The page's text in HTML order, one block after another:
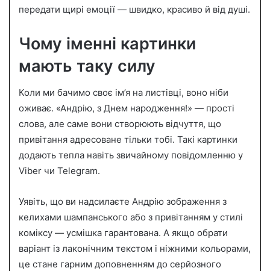
передати щирі емоції — швидко, красиво й від душі.
Чому іменні картинки
мають таку силу
Коли ми бачимо своє ім’я на листівці, воно ніби
оживає. «Андрію, з Днем народження!» — прості
слова, але саме вони створюють відчуття, що
привітання адресоване тільки тобі. Такі картинки
додають тепла навіть звичайному повідомленню у
Viber чи Telegram.
Уявіть, що ви надсилаєте Андрію зображення з
келихами шампанського або з привітанням у стилі
коміксу — усмішка гарантована. А якщо обрати
варіант із лаконічним текстом і ніжними кольорами,
це стане гарним доповненням до серйозного